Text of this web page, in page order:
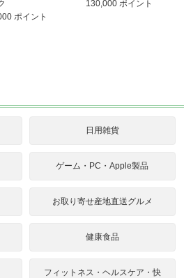
ポイント
130,000 ポイント
日用雑貨
ゲーム・PC・Apple製品
お取り寄せ産地直送グルメ
健康食品
フィットネス・ヘルスケア・快